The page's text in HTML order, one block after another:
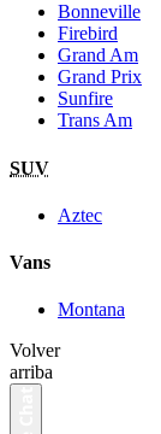
Bonneville
Firebird
Grand Am
Grand Prix
Sunfire
Trans Am
SUV
Aztec
Vans
Montana
Volver
arriba